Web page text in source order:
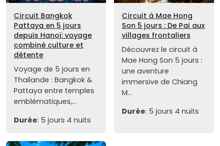
Circuit Bangkok
Pattaya en 5 jours
depuis Hanoï: voyage
combiné culture et
détente
Voyage de 5 jours en
Thaïlande : Bangkok &
Pattaya entre temples
emblématiques,...
Durée: 5 jours 4 nuits
Circuit à Mae Hong
Son 5 jours : De Pai aux
villages frontaliers
Découvrez le circuit à
Mae Hong Son 5 jours :
une aventure
immersive de Chiang
M...
Durée: 5 jours 4 nuits